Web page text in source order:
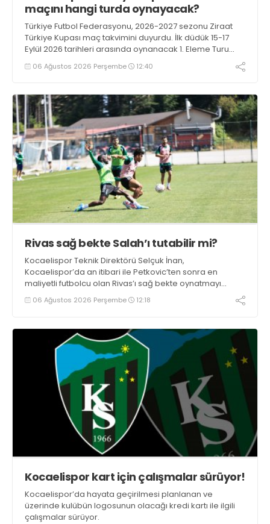
maçını hangi turda oynayacak?
Türkiye Futbol Federasyonu, 2026-2027 sezonu Ziraat
Türkiye Kupası maç takvimini duyurdu. İlk düdük 15-17
Eylül 2026 tarihleri arasında oynanacak 1. Eleme Turu
karşılaşmalarıyla çalacak.
06 Ağustos 2026 Perşembe 12:40
Rivas sağ bekte Salah’ı tutabilir mi?
Kocaelispor Teknik Direktörü Selçuk İnan,
Kocaelispor’da an itibari ile Petkovic’ten sonra en
maliyetli futbolcu olan Rivas’ı sağ bekte oynatmayı
düşünüyor.
06 Ağustos 2026 Perşembe 12:18
Kocaelispor kart için çalışmalar sürüyor!
Kocaelispor’da hayata geçirilmesi planlanan ve
üzerinde kulübün logosunun olacağı kredi kartı ile ilgili
çalışmalar sürüyor.